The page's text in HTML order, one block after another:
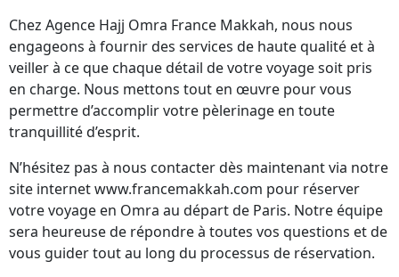
Chez Agence Hajj Omra France Makkah, nous nous
engageons à fournir des services de haute qualité et à
veiller à ce que chaque détail de votre voyage soit pris
en charge. Nous mettons tout en œuvre pour vous
permettre d’accomplir votre pèlerinage en toute
tranquillité d’esprit.
N’hésitez pas à nous contacter dès maintenant via notre
site internet www.francemakkah.com pour réserver
votre voyage en Omra au départ de Paris. Notre équipe
sera heureuse de répondre à toutes vos questions et de
vous guider tout au long du processus de réservation.